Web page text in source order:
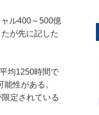
ル400～500億
が先に記した
均1250時間で
性がある。
定されている